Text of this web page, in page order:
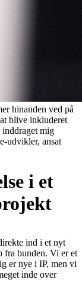
hinanden ved på
blive inkluderet
inddraget mig
udvikler, ansat
i et
ind i et nyt
fra bunden. Vi er et
er nye i IP, men vi
inde over